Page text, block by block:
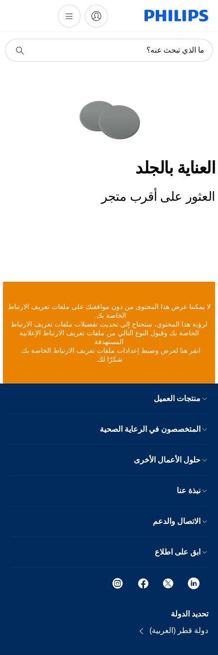
دعم
ما الذي تبحث عنه؟
العناية بالجلد
العثور على أقرب متجر
لا يمكننا عرض هذا المحتوى من دون موافقتك على ملفات تعريف الارتباط
الخاصة بك.
لرؤية هذا المحتوى، ستحتاج إلى تحديث تفضيلات ملفات تعريف الارتباط
الخاصة بك وقبول النوع التالي من ملفات تعريف الارتباط الإعلانية
المستهدفة
انقر هنا لعرض وضبط إعدادات ملفات تعريف الارتباط الخاصة بك.
شكرًا لك.
منتجات العميل
المتخصصون في الرعاية الصحية
حلول الأعمال الأخرى
نبذة عنا
الاتصال والدعم
ابق على اطلاع
تحديد الدولة
دولة قطر (العربية)